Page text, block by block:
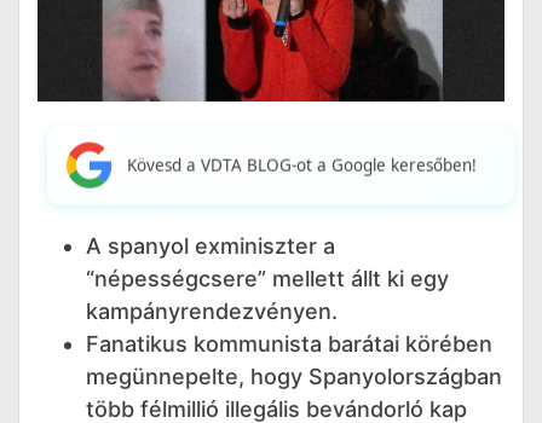
Kövesd a VDTA BLOG-ot a Google keresőben!
A spanyol exminiszter a
“népességcsere” mellett állt ki egy
kampányrendezvényen.
Fanatikus kommunista barátai körében
megünnepelte, hogy Spanyolországban
több félmillió illegális bevándorló kap